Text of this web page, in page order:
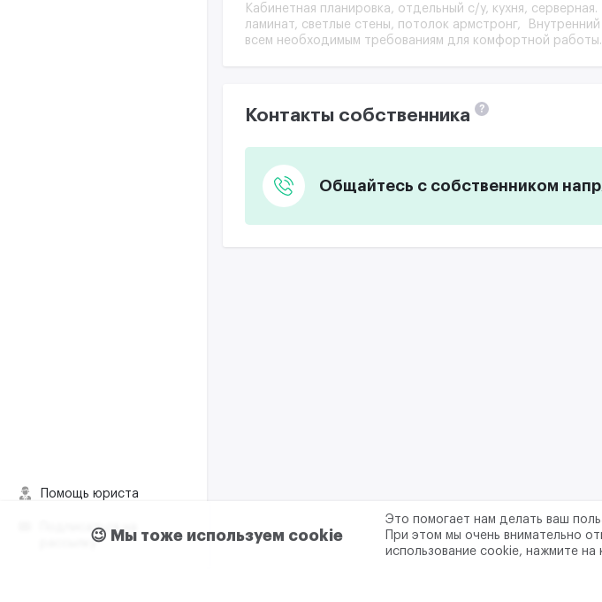
Помощь юриста
Подписаться на
рассылку
Кабинетная планировка, отдельный с/у, кухня,
ламинат, светлые стены, потолок армстронг,
всем необходимым требованиям для комфортной
Контакты собственника ?
Общайтесь с собственником
😉 Мы тоже используем cookie
Это помогает нам делать ваш
При этом мы очень внимательно
использование cookie, нажмите